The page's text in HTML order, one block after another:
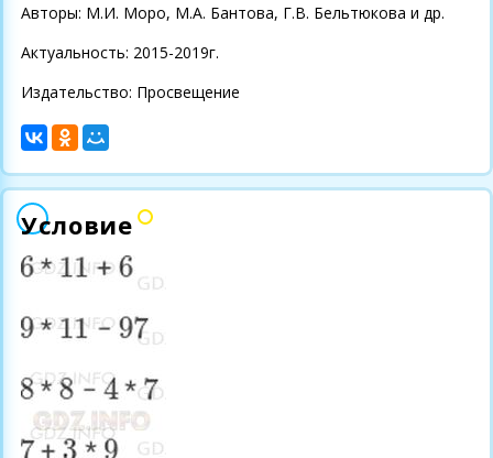
Авторы: М.И. Моро, М.А. Бантова, Г.В. Бельтюкова и др.
Актуальность: 2015-2019г.
Издательство: Просвещение
Условие